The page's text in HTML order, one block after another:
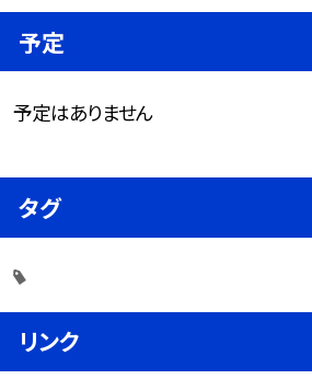
予定
予定はありません
タグ
リンク